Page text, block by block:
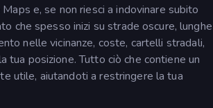
e, se non riesci a indovinare subito
che spesso inizi su strade oscure, lunghe
nelle vicinanze, coste, cartelli stradali,
posizione. Tutto ciò che contiene un
utile, aiutandoti a restringere la tua